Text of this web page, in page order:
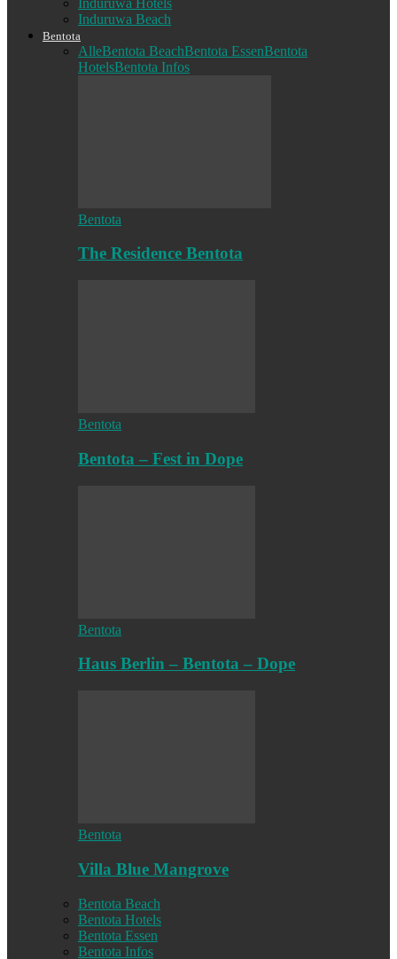
Induruwa Beach
Bentota
AlleBentota BeachBentota EssenBentota
HotelsBentota Infos
Bentota
The Residence Bentota
Bentota
Bentota – Fest in Dope
Bentota
Haus Berlin – Bentota – Dope
Bentota
Villa Blue Mangrove
Bentota Beach
Bentota Hotels
Bentota Essen
Bentota Infos